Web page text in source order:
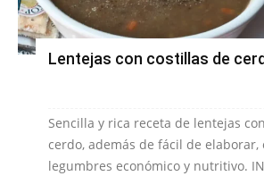
Lentejas con costillas de
Sencilla y rica receta de lentejas
cerdo, además de fácil de elaborar,
legumbres económico y nutritivo.